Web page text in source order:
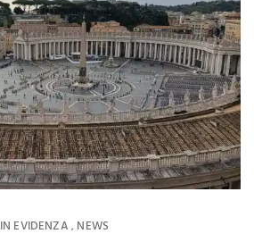
IN EVIDENZA , NEWS